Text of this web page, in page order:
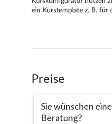
Preise
Sie wünschen eine
Beratung?